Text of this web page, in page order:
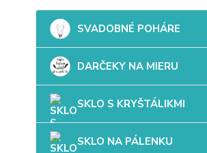
SVADOBNÉ POHÁRE
DARČEKY NA MIERU
SKLO S KRYŠTÁLIKMI
SKLO NA PÁLENKU